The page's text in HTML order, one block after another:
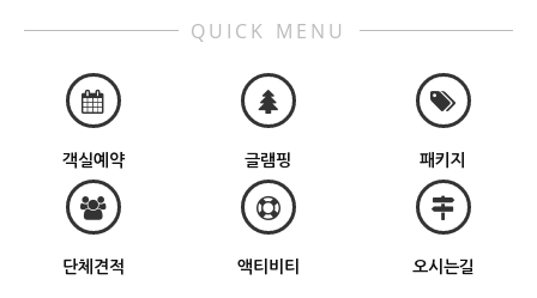
QUICK MENU
객실예약 글램핑 패키지
단체견적 액티비티 오시는길